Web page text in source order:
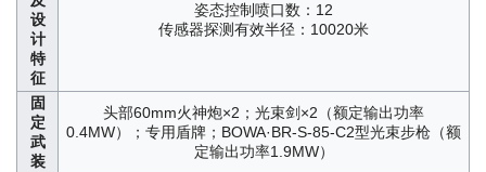
设
计
特
征
姿态控制喷口数：12
传感器探测有效半径：10020米
固
定
武
装
头部60mm火神炮×2；光束剑×2（额定输出功率
0.4MW）；专用盾牌；BOWA·BR-S-85-C2型光束步枪（额
定输出功率1.9MW）